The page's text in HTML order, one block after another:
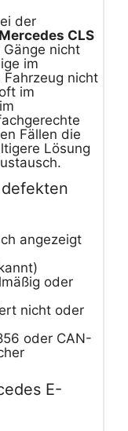
der
Mercedes CLS
nicht
im
nicht
im
Fällen die
Lösung
angezeigt
oder
nicht oder
oder CAN-
E-